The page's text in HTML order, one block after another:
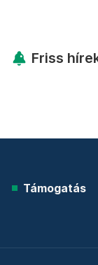
Friss
Támogatás